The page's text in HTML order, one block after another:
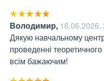
Володимир, 16.06.2026,
Дякую навчальному
проведенні
всім бажаючим!